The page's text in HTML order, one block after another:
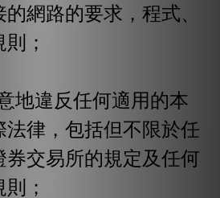
網路的要求，程式、
；
地違反任何適用的本
律，包括但不限於任
交易所的規定及任何
；